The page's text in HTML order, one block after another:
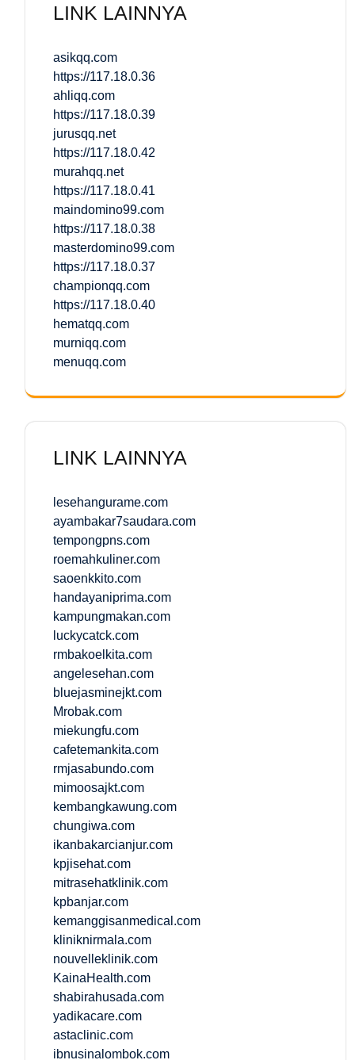
LINK LAINNYA
asikqq.com
https://117.18.0.36
ahliqq.com
https://117.18.0.39
jurusqq.net
https://117.18.0.42
murahqq.net
https://117.18.0.41
maindomino99.com
https://117.18.0.38
masterdomino99.com
https://117.18.0.37
championqq.com
https://117.18.0.40
hematqq.com
murniqq.com
menuqq.com
LINK LAINNYA
lesehangurame.com
ayambakar7saudara.com
tempongpns.com
roemahkuliner.com
saoenkkito.com
handayaniprima.com
kampungmakan.com
luckycatck.com
rmbakoelkita.com
angelesehan.com
bluejasminejkt.com
Mrobak.com
miekungfu.com
cafetemankita.com
rmjasabundo.com
mimoosajkt.com
kembangkawung.com
chungiwa.com
ikanbakarcianjur.com
kpjisehat.com
mitrasehatklinik.com
kpbanjar.com
kemanggisanmedical.com
kliniknirmala.com
nouvelleklinik.com
KainaHealth.com
shabirahusada.com
yadikacare.com
astaclinic.com
ibnusinalombok.com